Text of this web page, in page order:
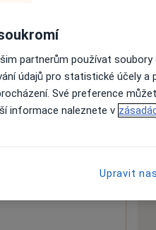
partnerům používat soubory
údajů pro statistické účely a
Své preference
informace naleznete v
Upravit